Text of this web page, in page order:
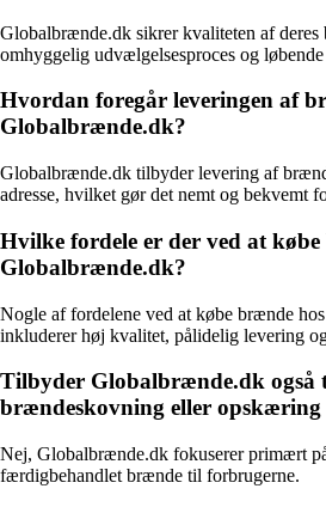
Globalbrænde.dk sikrer kvaliteten af deres
omhyggelig udvælgelsesproces og
Hvordan foregår leveringen af
Globalbrænde.dk?
Globalbrænde.dk tilbyder levering af
adresse, hvilket gør det nemt og bekvemt
Hvilke fordele er der ved at
Globalbrænde.dk?
Nogle af fordelene ved at købe brænde
inkluderer høj kvalitet, pålidelig levering
Tilbyder Globalbrænde.dk også
brændeskovning eller
Nej, Globalbrænde.dk fokuserer primært
færdigbehandlet brænde til forbrugerne.